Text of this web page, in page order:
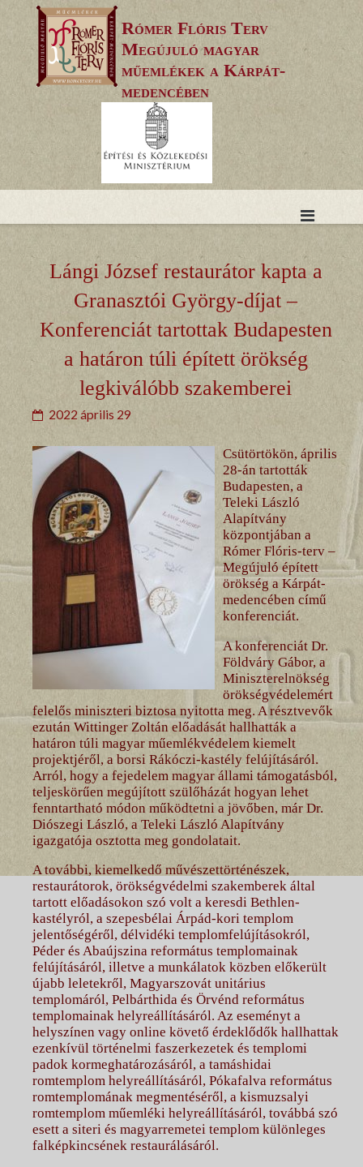
to
content
Rómer Flóris Terv
Megújuló magyar
műemlékek a Kárpát-
medencében
Lángi József restaurátor kapta a
Granasztói György-díjat –
Konferenciát tartottak Budapesten
a határon túli épített örökség
legkiválóbb szakemberei
2022 április 29
Csütörtökön, április
28-án tartották
Budapesten, a
Teleki László
Alapítvány
központjában a
Rómer Flóris-terv –
Megújuló épített
örökség a Kárpát-
medencében című
konferenciát.
A konferenciát Dr.
Földváry Gábor, a
Miniszterelnökség
örökségvédelemért
felelős miniszteri biztosa nyitotta meg. A résztvevők
ezután Wittinger Zoltán előadását hallhatták a
határon túli magyar műemlékvédelem kiemelt
projektjéről, a borsi Rákóczi-kastély felújításáról.
Arról, hogy a fejedelem magyar állami támogatásból,
teljeskörűen megújított szülőházát hogyan lehet
fenntartható módon működtetni a jövőben, már Dr.
Diószegi László, a Teleki László Alapítvány
igazgatója osztotta meg gondolatait.
A további, kiemelkedő művészettörténészek,
restaurátorok, örökségvédelmi szakemberek által
tartott előadásokon szó volt a keresdi Bethlen-
kastélyról, a szepesbélai Árpád-kori templom
jelentőségéről, délvidéki templomfelújításokról,
Péder és Abaújszina református templomainak
felújításáról, illetve a munkálatok közben előkerült
újabb leletekről, Magyarszovát unitárius
templomáról, Pelbárthida és Örvénd református
templomainak helyreállításáról. Az eseményt a
helyszínen vagy online követő érdeklődők hallhattak
ezenkívül történelmi faszerkezetek és templomi
padok kormeghatározásáról, a tamáshidai
romtemplom helyreállításáról, Pókafalva református
romtemplomának megmentéséről, a kismuzsalyi
romtemplom műemléki helyreállításáról, továbbá szó
esett a siteri és magyarremetei templom különleges
falképkincsének restaurálásáról.